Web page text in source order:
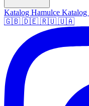
Katalog Hamulce Katalog
🇬🇧 🇩🇪 🇷🇺 🇺🇦